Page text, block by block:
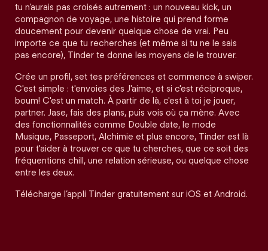
tu n’aurais pas croisés autrement : un nouveau kick, un
compagnon de voyage, une histoire qui prend forme
doucement pour devenir quelque chose de vrai. Peu
importe ce que tu recherches (et même si tu ne le sais
pas encore), Tinder te donne les moyens de le trouver.
Crée un profil, set tes préférences et commence à swiper.
C'est simple : t'envoies des J'aime, et si c'est réciproque,
boum! C'est un match. À partir de là, c'est à toi je jouer,
partner. Jase, fais des plans, puis vois où ça mène. Avec
des fonctionnalités comme Double date, le mode
Musique, Passeport, Alchimie et plus encore, Tinder est là
pour t'aider à trouver ce que tu cherches, que ce soit des
fréquentions chill, une relation sérieuse, ou quelque chose
entre les deux.
Télécharge l’appli Tinder gratuitement sur iOS et Android.